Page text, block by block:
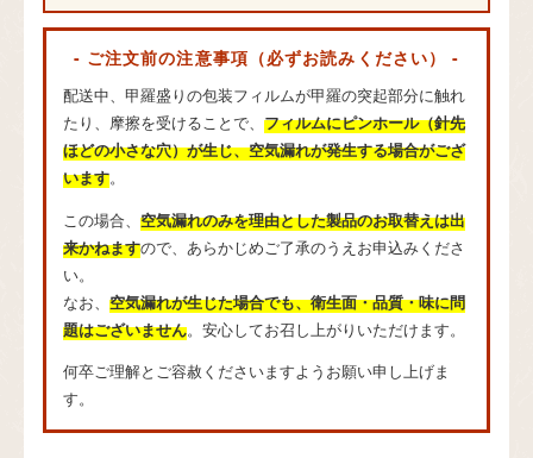
- ご注文前の注意事項（必ずお読みください） -
配送中、甲羅盛りの包装フィルムが甲羅の突起部分に触れ
たり、摩擦を受けることで、フィルムにピンホール（針先
ほどの小さな穴）が生じ、空気漏れが発生する場合がござ
います。
この場合、空気漏れのみを理由とした製品のお取替えは出
来かねますので、あらかじめご了承のうえお申込みくださ
い。
なお、空気漏れが生じた場合でも、衛生面・品質・味に問
題はございません。安心してお召し上がりいただけます。
何卒ご理解とご容赦くださいますようお願い申し上げま
す。